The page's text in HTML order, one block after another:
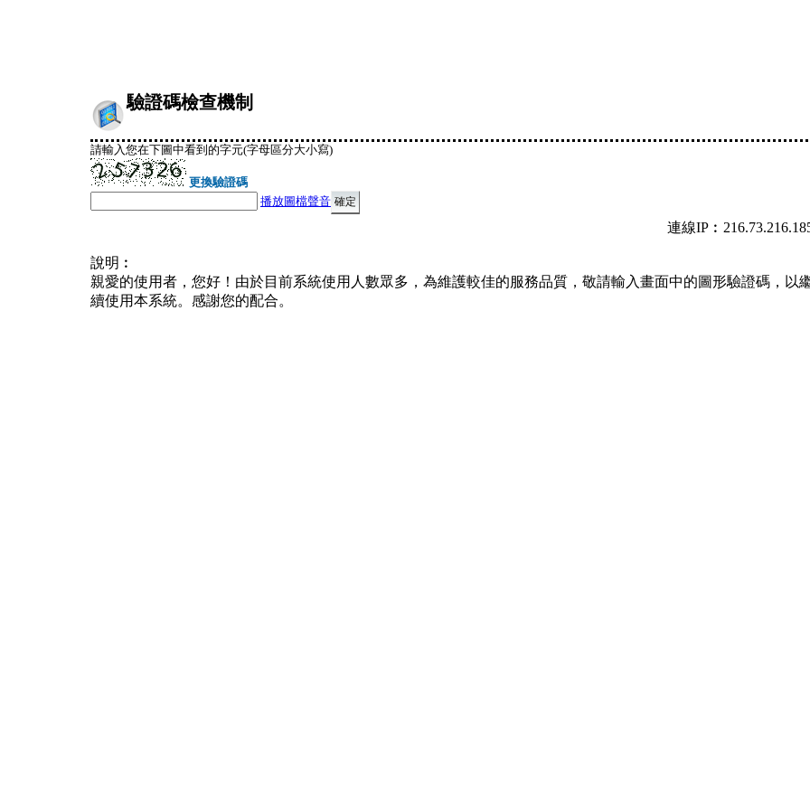
驗證碼檢查機制
請輸入您在下圖中看到的字元(字母區分大小寫)
更換驗證碼
播放圖檔聲音
連線
說明︰
親愛的使用者，您好！由於目前系統使用人數眾多，為維護較佳的服務品質，敬請輸入畫面中的圖形驗證碼，以
續使用本系統。感謝您的配合。